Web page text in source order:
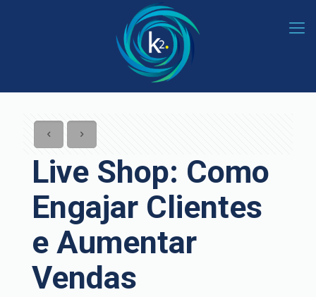
Live Shop: Como
Engajar Clientes
e Aumentar
Vendas